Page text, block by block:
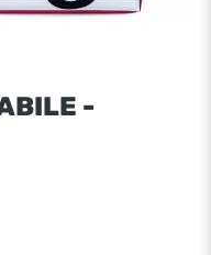
-